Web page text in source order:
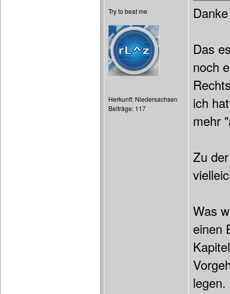
Try to beat me
Herkunft: Niedersachsen
Beiträge: 117
Das
noch
ich
mehr
Zu
Was
einen
legen.